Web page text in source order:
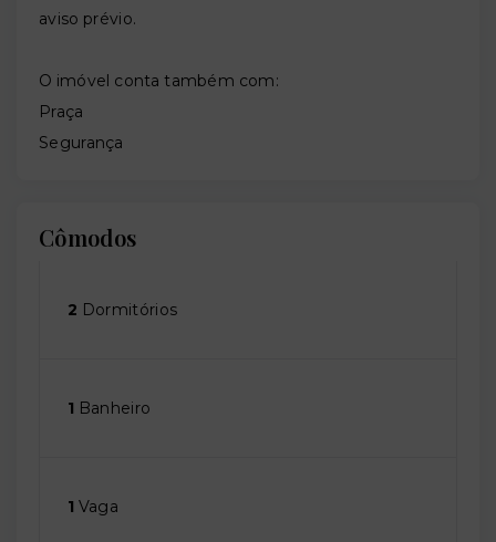
aviso prévio.
O imóvel conta também com:
Praça
Segurança
Cômodos
2 Dormitórios
1 Banheiro
1 Vaga